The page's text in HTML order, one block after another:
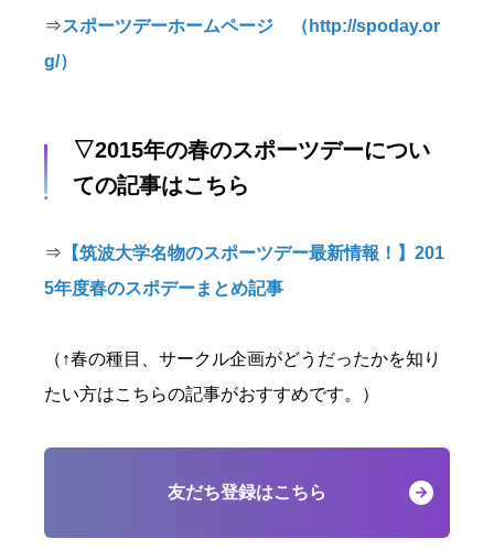
⇒スポーツデーホームページ （http://spoday.or
g/）
▽2015年の春のスポーツデーについ
ての記事はこちら
⇒ 【筑波大学名物のスポーツデー最新情報！】201
5年度春のスポデーまとめ記事
（↑春の種目、サークル企画がどうだったかを知り
たい方はこちらの記事がおすすめです。）
友だち登録はこちら